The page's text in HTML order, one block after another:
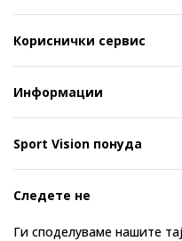
Кориснички сервис
Информации
Sport Vision понуда
Следете не
Ги споделуваме нашите